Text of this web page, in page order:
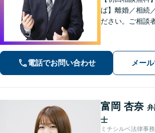
ば】離婚／相続
ださい。ご相談
着した事務所で
電話でお問い合わせ メー
富岡 杏奈
士
ミチシルベ法律事